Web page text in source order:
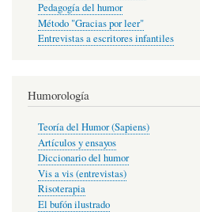
Pedagogía del humor
Método "Gracias por leer"
Entrevistas a escritores infantiles
Humorología
Teoría del Humor (Sapiens)
Artículos y ensayos
Diccionario del humor
Vis a vis (entrevistas)
Risoterapia
El bufón ilustrado